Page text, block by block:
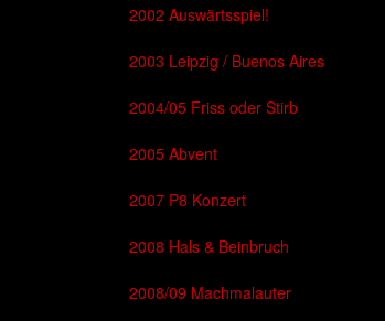
2002 Auswärtsspiel!
2003 Leipzig / Buenos Aires
2004/05 Friss oder Stirb
2005 Abvent
2007 P8 Konzert
2008 Hals & Beinbruch
2008/09 Machmalauter